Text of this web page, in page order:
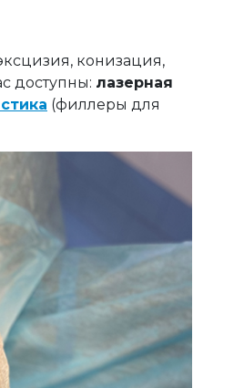
конизация,
доступны: лазерная
(филлеры для